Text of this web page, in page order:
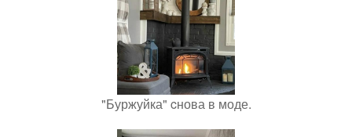
"Буржуйка" cнова в моде.